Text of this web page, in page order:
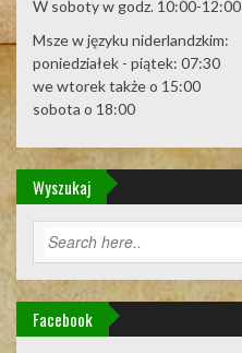
W soboty w godz. 10:00-12:00
Msze w języku niderlandzkim:
poniedziałek - piątek: 07:30
we wtorek także o 15:00
sobota o 18:00
Wyszukaj
Facebook